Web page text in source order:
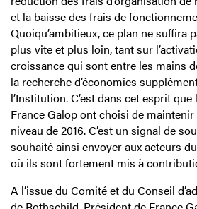
et la baisse des frais de
Quoiqu’ambitieux, ce plan ne suffira
plus vite et plus loin, tant sur
croissance qui sont entre les mains
la recherche d’économies
l’Institution. C’est dans cet esprit
France Galop ont choisi de
niveau de 2016. C’est un signal de
souhaité ainsi envoyer aux acteurs
où ils sont fortement mis à
A l’issue du Comité et du Conseil